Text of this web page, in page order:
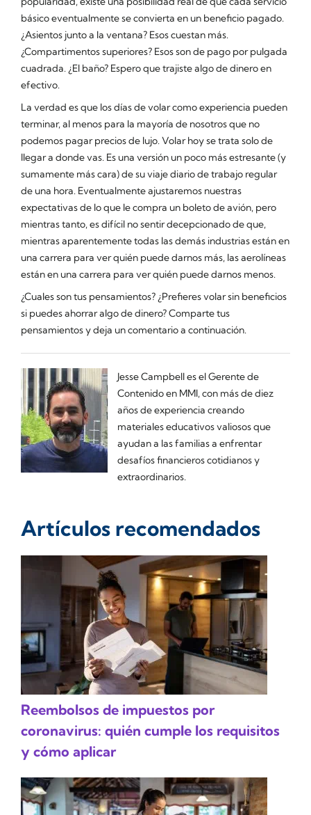
básico eventualmente se convierta en un beneficio pagado.
¿Asientos junto a la ventana? Esos cuestan más.
¿Compartimentos superiores? Esos son de pago por pulgada
cuadrada. ¿El baño? Espero que trajiste algo de dinero en
efectivo.
La verdad es que los días de volar comoexperiencia pueden
terminar, al menos para la mayoría de nosotros que no
podemos pagar precios de lujo. Volar hoy se trata solo de
llegar a donde vas. Es una versión un poco más estresante (y
sumamente más cara) de su viaje diario de trabajo regular
de una hora. Eventualmente ajustaremos nuestras
expectativas de lo que le compra un boleto de avión, pero
mientras tanto, es difícil no sentir decepcionado de que,
mientras aparentemente todas las demás industrias están en
una carrera para ver quién puede darnos más, las aerolíneas
están en una carrera para ver quién puede darnos menos.
¿Cuales son tus pensamientos? ¿Prefieres volar sin beneficios
si puedes ahorrar algo de dinero? Comparte tus
pensamientos y deja un comentario a continuación.
Jesse Campbell es el Gerente de
Contenido en MMI, con más de diez
años de experiencia creando
materiales educativos valiosos que
ayudan a las familias a enfrentar
desafíos financieros cotidianos y
extraordinarios.
Artículos recomendados
Reembolsos de impuestos por
coronavirus: quién cumple los requisitos
y cómo aplicar